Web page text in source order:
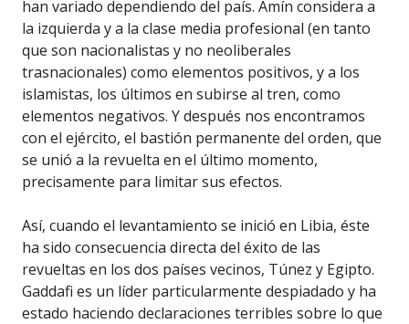
han variado dependiendo del país. Amín considera a
la izquierda y a la clase media profesional (en tanto
que son nacionalistas y no neoliberales
trasnacionales) como elementos positivos, y a los
islamistas, los últimos en subirse al tren, como
elementos negativos. Y después nos encontramos
con el ejército, el bastión permanente del orden, que
se unió a la revuelta en el último momento,
precisamente para limitar sus efectos.
Así, cuando el levantamiento se inició en Libia, éste
ha sido consecuencia directa del éxito de las
revueltas en los dos países vecinos, Túnez y Egipto.
Gaddafi es un líder particularmente despiadado y ha
estado haciendo declaraciones terribles sobre lo que